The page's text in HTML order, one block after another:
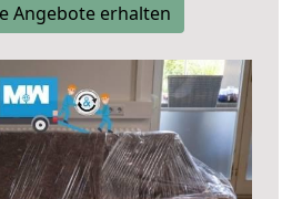
Angebote erhalten